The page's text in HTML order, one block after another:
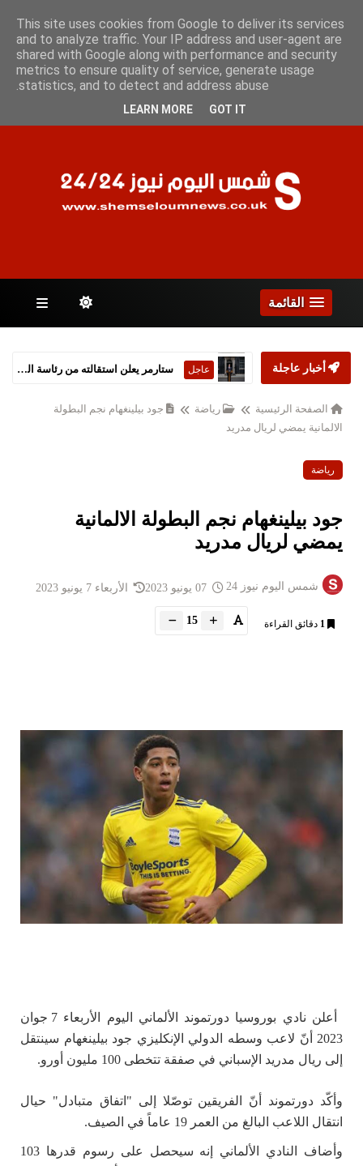
الصفحات
القائمة
أخبار عاجلة عاجل ستارمر يعلن استقالته من رئاسة الحكومة البريطانية
الصفحة الرئيسية رياضة
جود بيلينغهام نجم البطولة
الالمانية يمضي لريال مدريد
رياضة
جود بيلينغهام نجم البطولة الالمانية
يمضي لريال مدريد
شمس اليوم نيوز 24 الأربعاء 7 يونيو 2023
1 دقائق القراءة 15
أعلن نادي بوروسيا دورتموند الألماني اليوم الأربعاء 7 جوان
2023 أنّ لاعب وسطه الدولي الإنكليزي جود بيلينغهام سينتقل
إلى ريال مدريد الإسباني في صفقة تتخطى 100 مليون أورو.
وأكّد دورتموند أنّ الفريقين توصّلا إلى "اتفاق متبادل" حيال
انتقال اللاعب البالغ من العمر 19 عاماً في الصيف.
وأضاف النادي الألماني إنه سيحصل على رسوم قدرها 103
This site uses cookies from Google to deliver its services
and to analyze traffic. Your IP address and user-agent are
shared with Google along with performance and security
metrics to ensure quality of service, generate usage
statistics, and to detect and address abuse.
LEARN MORE GOT IT